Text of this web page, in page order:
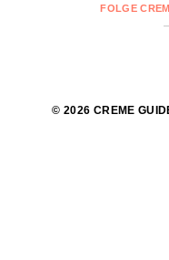
FOLGE
© 2026 CREME